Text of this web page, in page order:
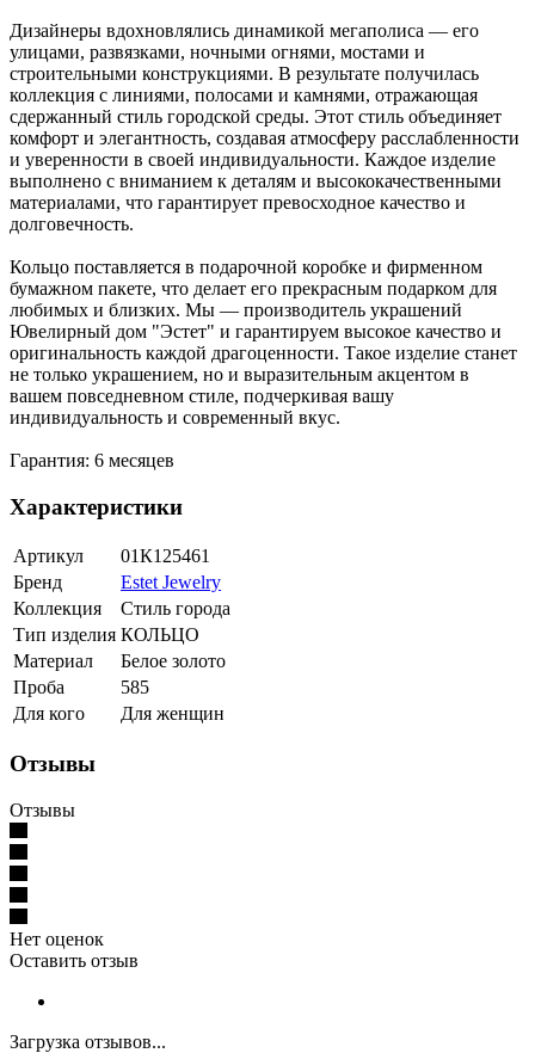
Дизайнеры вдохновлялись динамикой мегаполиса — его
улицами, развязками, ночными огнями, мостами и
строительными конструкциями. В результате получилась
коллекция с линиями, полосами и камнями, отражающая
сдержанный стиль городской среды. Этот стиль объединяет
комфорт и элегантность, создавая атмосферу расслабленности
и уверенности в своей индивидуальности. Каждое изделие
выполнено с вниманием к деталям и высококачественными
материалами, что гарантирует превосходное качество и
долговечность.
Кольцо поставляется в подарочной коробке и фирменном
бумажном пакете, что делает его прекрасным подарком для
любимых и близких. Мы — производитель украшений
Ювелирный дом "Эстет" и гарантируем высокое качество и
оригинальность каждой драгоценности. Такое изделие станет
не только украшением, но и выразительным акцентом в
вашем повседневном стиле, подчеркивая вашу
индивидуальность и современный вкус.
Гарантия: 6 месяцев
Характеристики
Артикул
01К125461
Бренд
Estet Jewelry
Коллекция
Стиль города
Тип изделия КОЛЬЦО
Материал
Белое золото
Проба
585
Для кого
Для женщин
Отзывы
Отзывы
Нет оценок
Оставить отзыв
Загрузка отзывов...